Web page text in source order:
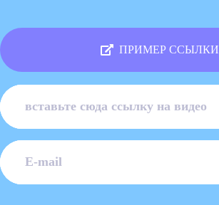
ПРИМЕР ССЫЛКИ